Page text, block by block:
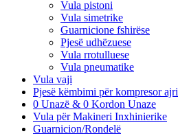
Vula pistoni
Vula simetrike
Guarnicione fshirëse
Pjesë udhëzuese
Vula rrotulluese
Vula pneumatike
Vula vaji
Pjesë këmbimi për kompresor ajri
0 Unazë & 0 Kordon Unaze
Vula për Makineri Inxhinierike
Guarnicion/Rondelë